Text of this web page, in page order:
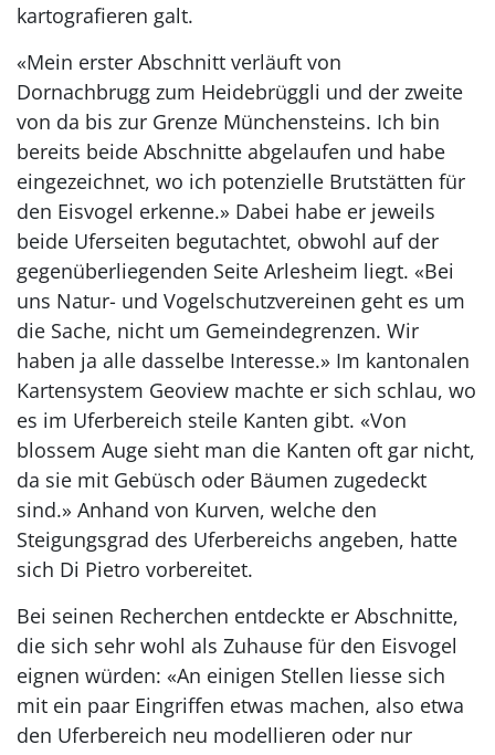
kartografieren galt.
«Mein erster Abschnitt verläuft von
Dornachbrugg zum Heidebrüggli und der zweite
von da bis zur Grenze Münchensteins. Ich bin
bereits beide Abschnitte abgelaufen und habe
eingezeichnet, wo ich potenzielle Brutstätten für
den Eisvogel erkenne.» Dabei habe er jeweils
beide Uferseiten begutachtet, obwohl auf der
gegenüberliegenden Seite Arlesheim liegt. «Bei
uns Natur- und Vogelschutzvereinen geht es um
die Sache, nicht um Gemeindegrenzen. Wir
haben ja alle dasselbe Interesse.» Im kantonalen
Kartensystem Geoview machte er sich schlau, wo
es im Uferbereich steile Kanten gibt. «Von
blossem Auge sieht man die Kanten oft gar nicht,
da sie mit Gebüsch oder Bäumen zugedeckt
sind.» Anhand von Kurven, welche den
Steigungsgrad des Uferbereichs angeben, hatte
sich Di Pietro vorbereitet.
Bei seinen Recherchen entdeckte er Abschnitte,
die sich sehr wohl als Zuhause für den Eisvogel
eignen würden: «An einigen Stellen liesse sich
mit ein paar Eingriffen etwas machen, also etwa
den Uferbereich neu modellieren oder nur